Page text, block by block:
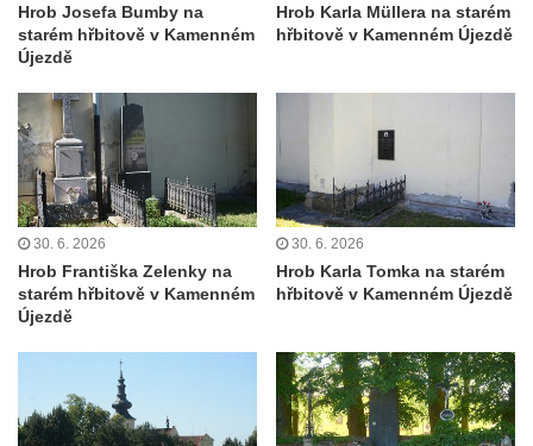
na hřbitově v Cítolibech
Hrob rodiny Mildorfových na hřbitově v
Cítolibech
Hrob Marie Vostré na hřbitově v Cítolibech
Hrob Josefa Friče na hřbitově v Cítolibech
Hrob Václava Jindřicha na hřbitově v
Cítolibech
Cítolibech
Hrob Josefa Fořta na hřbitově v Cítolibech
Hrob Jana Čurdy na hřbitově v
Hrob Josefa Bumby na
starém hřbitově v Kamenném
Újezdě
Hrob Karla Müllera na starém
hřbitově v Kamenném Újezdě
30. 6. 2026
Hrob Františka Zelenky na
starém hřbitově v Kamenném
Újezdě
30. 6. 2026
Hrob Karla Tomka na starém
hřbitově v Kamenném Újezdě